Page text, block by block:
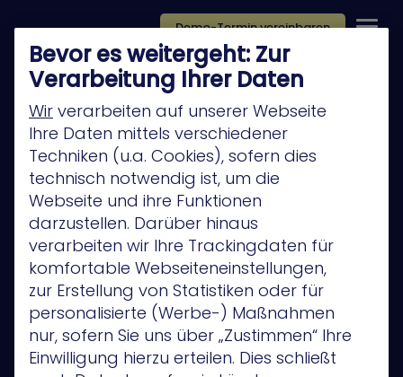
Demo-Termin vereinbaren
Platform
Company
Technology Partners
Privacy Policy
Anwendungsfälle
Privacy Policy
Bevor es weitergeht: Zur
Verarbeitung Ihrer Daten
Wir verarbeiten auf unserer Webseite
Ihre Daten mittels verschiedener
Techniken (u.a. Cookies), sofern dies
technisch notwendig ist, um die
Webseite und ihre Funktionen
darzustellen. Darüber hinaus
verarbeiten wir Ihre Trackingdaten für
komfortable Webseiteneinstellungen,
zur Erstellung von Statistiken oder für
personalisierte (Werbe-) Maßnahmen
nur, sofern Sie uns über „Zustimmen“ Ihre
Einwilligung hierzu erteilen. Dies schließt